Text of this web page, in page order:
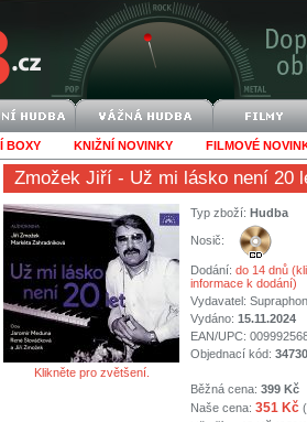
BOXY KNIŽNÍ NOVINKY FILMOVÉ
Zmožek Jiří - Už mi lásko není 20
Klikněte pro zvětšení.
Typ zboží: Hudba
Nosič:
Dodání: do 14 dnů
informace k dodání)
Vydavatel: Supraphon
Vydáno: 15.11.2024
EAN/UPC:
Objednací kód:
Běžná cena: 399 Kč
Naše cena: 351 Kč